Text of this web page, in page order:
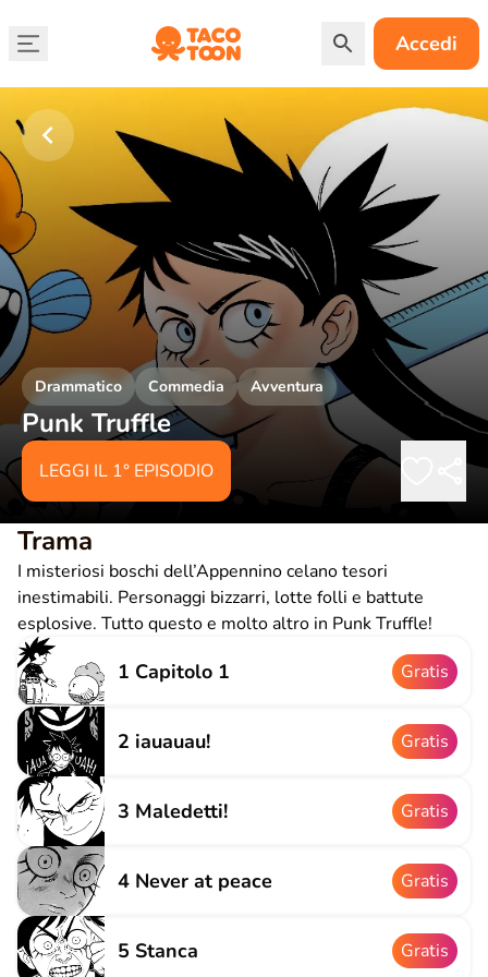
Accedi
Drammatico Commedia Avventura
Punk Truffle
LEGGI IL 1° EPISODIO
Trama
I misteriosi boschi dell’Appennino celano tesori
inestimabili. Personaggi bizzarri, lotte folli e battute
esplosive. Tutto questo e molto altro in Punk Truffle!
1 Capitolo 1 Gratis
2 iauauau! Gratis
3 Maledetti! Gratis
4 Never at peace Gratis
5 Stanca Gratis